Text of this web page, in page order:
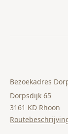
Bezoekadres
Dorpsdijk 65
3161 KD Rhoon